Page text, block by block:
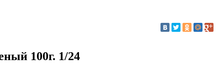
100г. 1/24